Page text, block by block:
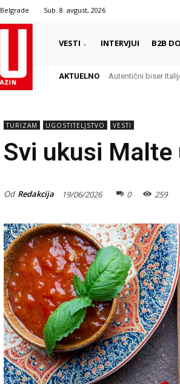
Belgrade Sub. 8. avgust, 2026
VESTI INTERVJUI B2B
AKTUELNO Autentični biser
TURIZAM UGOSTITELJSTVO VESTI
Svi ukusi
Od Redakcija 19/06/2026 0 259